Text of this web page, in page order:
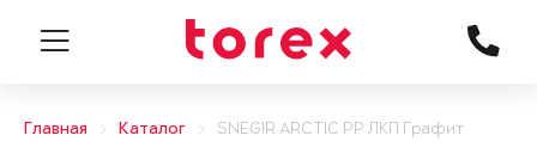
Главная Каталог SNEGIR ARCTIC PP ЛКП Графит